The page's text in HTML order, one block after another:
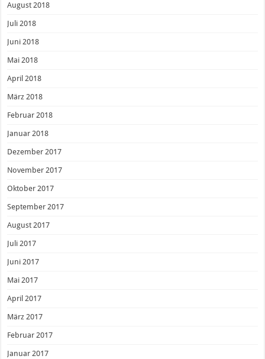
August 2018
Juli 2018
Juni 2018
Mai 2018
April 2018
März 2018
Februar 2018
Januar 2018
Dezember 2017
November 2017
Oktober 2017
September 2017
August 2017
Juli 2017
Juni 2017
Mai 2017
April 2017
März 2017
Februar 2017
Januar 2017